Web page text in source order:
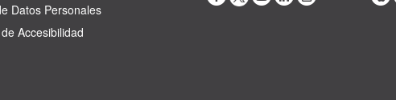
Datos Personales
Accesibilidad